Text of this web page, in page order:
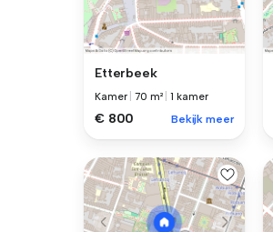
Etterbeek
Kamer |70 m² |1 kamer
€ 800 Bekijk meer